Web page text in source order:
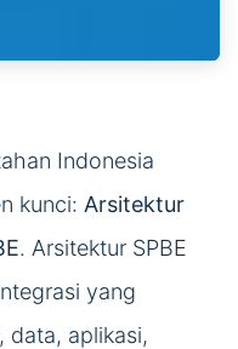
Indonesia
kunci: Arsitektur
. Arsitektur SPBE
yang
data, aplikasi,